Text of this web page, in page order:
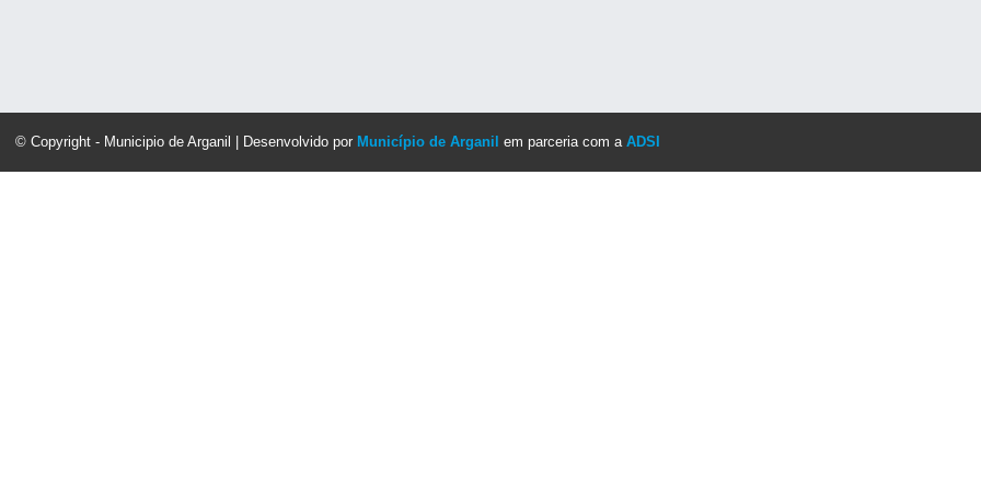
© Copyright - Municipio de Arganil | Desenvolvido por Município de Arganil em parceria com a ADSI